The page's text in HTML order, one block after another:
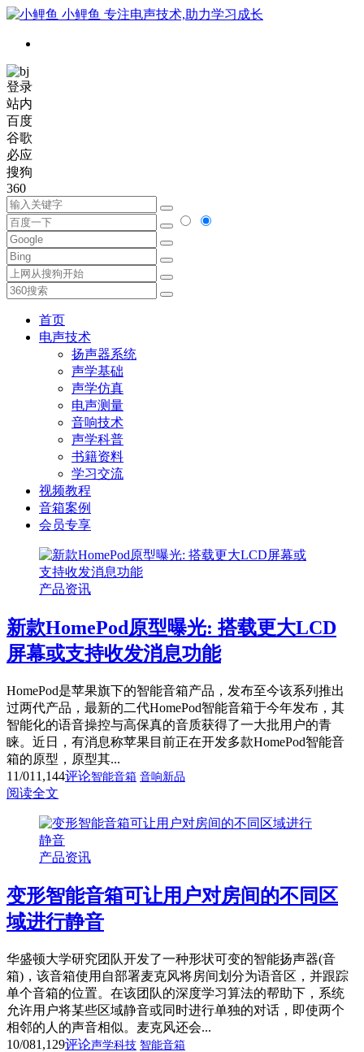
小鲤鱼 专注电声技术,助力学习成长
登录
站内
百度
谷歌
必应
搜狗
360
首页
电声技术
扬声器系统
声学基础
声学仿真
电声测量
音响技术
声学科普
书籍资料
学习交流
视频教程
音箱案例
会员专享
产品资讯
新款HomePod原型曝光: 搭载更大LCD
屏幕或支持收发消息功能
HomePod是苹果旗下的智能音箱产品，发布至今该系列推出
过两代产品，最新的二代HomePod智能音箱于今年发布，其
智能化的语音操控与高保真的音质获得了一大批用户的青
睐。近日，有消息称苹果目前正在开发多款HomePod智能音
箱的原型，原型其...
11/01 1,144评论智能音箱 音响新品
阅读全文
产品资讯
变形智能音箱可让用户对房间的不同区
域进行静音
华盛顿大学研究团队开发了一种形状可变的智能扬声器(音
箱)，该音箱使用自部署麦克风将房间划分为语音区，并跟踪
单个音箱的位置。在该团队的深度学习算法的帮助下，系统
允许用户将某些区域静音或同时进行单独的对话，即使两个
相邻的人的声音相似。麦克风还会...
10/081,129评论声学科技 智能音箱